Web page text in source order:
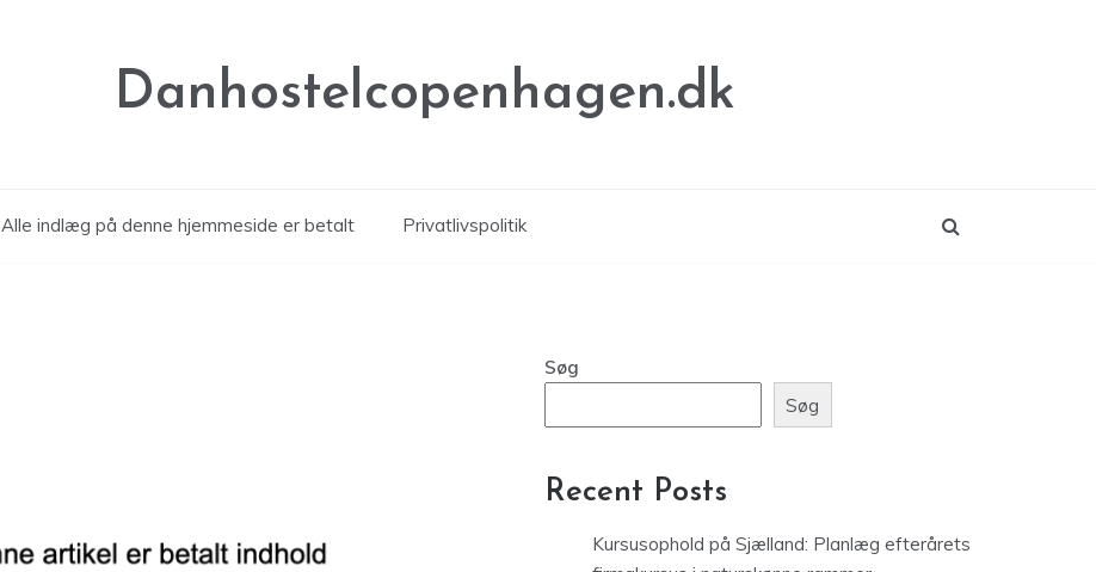
Danhostelcopenhagen.dk
Alle indlæg på denne hjemmeside er betalt Privatlivspolitik
Søg
Søg
Recent Posts
Kursusophold på Sjælland: Planlæg efterårets